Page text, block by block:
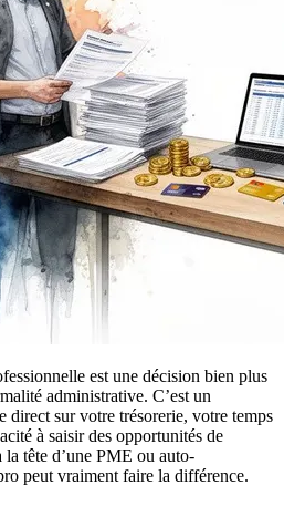
est une décision bien plus
administrative. C’est un
direct sur votre trésorerie, votre temps
à saisir des opportunités de
tête d’une PME ou auto-
peut vraiment faire la différence.